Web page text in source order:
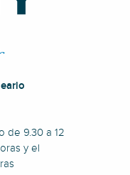
de 9.30 a 12
y el